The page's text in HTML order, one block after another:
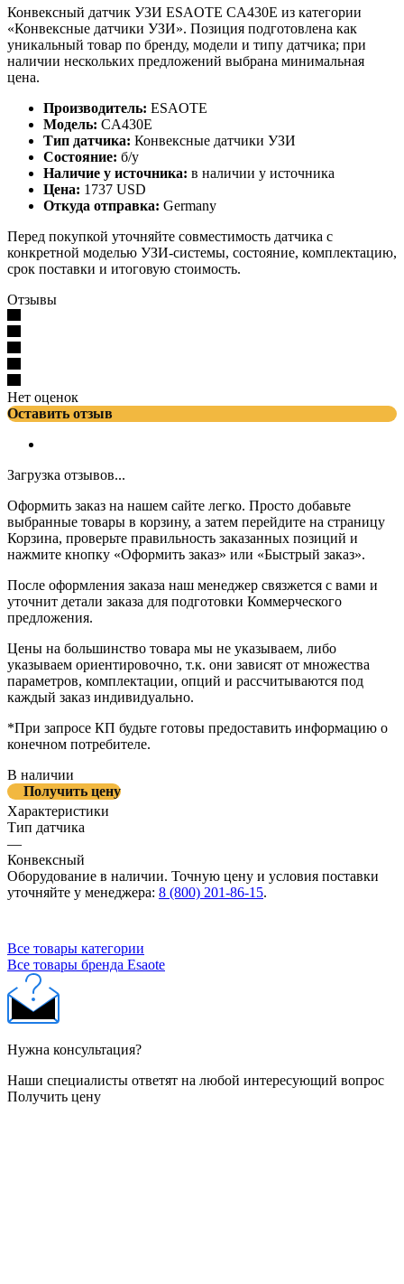
Конвексный датчик УЗИ ESAOTE CA430E из категории
«Конвексные датчики УЗИ». Позиция подготовлена как
уникальный товар по бренду, модели и типу датчика; при
наличии нескольких предложений выбрана минимальная
цена.
Производитель: ESAOTE
Модель: CA430E
Тип датчика: Конвексные датчики УЗИ
Состояние: б/у
Наличие у источника: в наличии у источника
Цена: 1737 USD
Откуда отправка: Germany
Перед покупкой уточняйте совместимость датчика с
конкретной моделью УЗИ-системы, состояние, комплектацию,
срок поставки и итоговую стоимость.
Отзывы
Нет оценок
Оставить отзыв
Загрузка отзывов...
Оформить заказ на нашем сайте легко. Просто добавьте
выбранные товары в корзину, а затем перейдите на страницу
Корзина, проверьте правильность заказанных позиций и
нажмите кнопку «Оформить заказ» или «Быстрый заказ».
После оформления заказа наш менеджер связжется с вами и
уточнит детали заказа для подготовки Коммерческого
предложения.
Цены на большинство товара мы не указываем, либо
указываем ориентировочно, т.к. они зависят от множества
параметров, комплектации, опций и рассчитываются под
каждый заказ индивидуально.
*При запросе КП будьте готовы предоставить информацию о
конечном потребителе.
В наличии
Получить цену
Характеристики
Тип датчика
—
Конвексный
Оборудование в наличии. Точную цену и условия поставки
уточняйте у менеджера: 8 (800) 201-86-15.
Все товары категории
Все товары бренда Esaote
Нужна консультация?
Наши специалисты ответят на любой интересующий вопрос
Получить цену